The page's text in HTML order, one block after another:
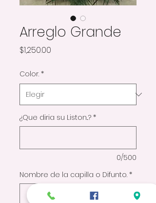
Arreglo Grande
$1,250.00
Color. *
¿Que diria su Liston...? *
0/500
Nombre de la capilla o Difunto. *